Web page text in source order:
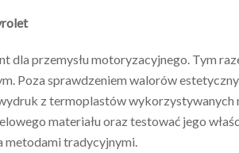
dla przemysłu motoryzacyjnego. Tym
Poza sprawdzeniem walorów
z termoplastów wykorzystywanych
materiału oraz testować jego
metodami tradycyjnymi.